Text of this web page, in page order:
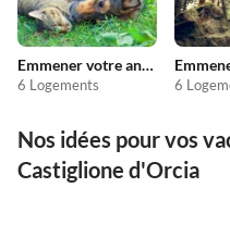
Emmener votre animal en vacances
6 Logements 6
Nos idées pour vos
Castiglione d'Orcia